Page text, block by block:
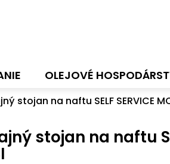
OLEJOVÉ
stojan na naftu SELF SERVICE
stojan na naftu